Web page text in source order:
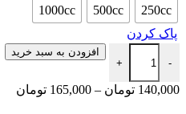
250cc
500cc
1000cc
پاک کردن
-
+
افزودن به سبد خرید
140,000 تومان –
165,000 تومان